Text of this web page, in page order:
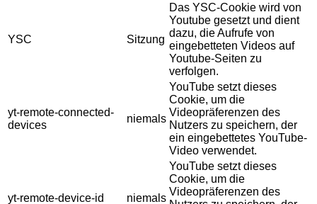
YSC Sitzung
Das YSC-Cookie wird von
Youtube gesetzt und dient
dazu, die Aufrufe von
eingebetteten Videos auf
Youtube-Seiten zu
verfolgen.
yt-remote-connected-
devices
niemals
YouTube setzt dieses
Cookie, um die
Videopräferenzen des
Nutzers zu speichern, der
ein eingebettetes YouTube-
Video verwendet.
yt-remote-device-id niemals
YouTube setzt dieses
Cookie, um die
Videopräferenzen des